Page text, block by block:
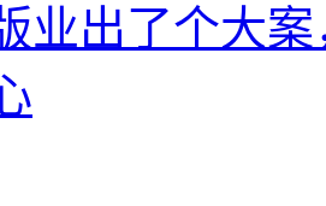
业出了个大